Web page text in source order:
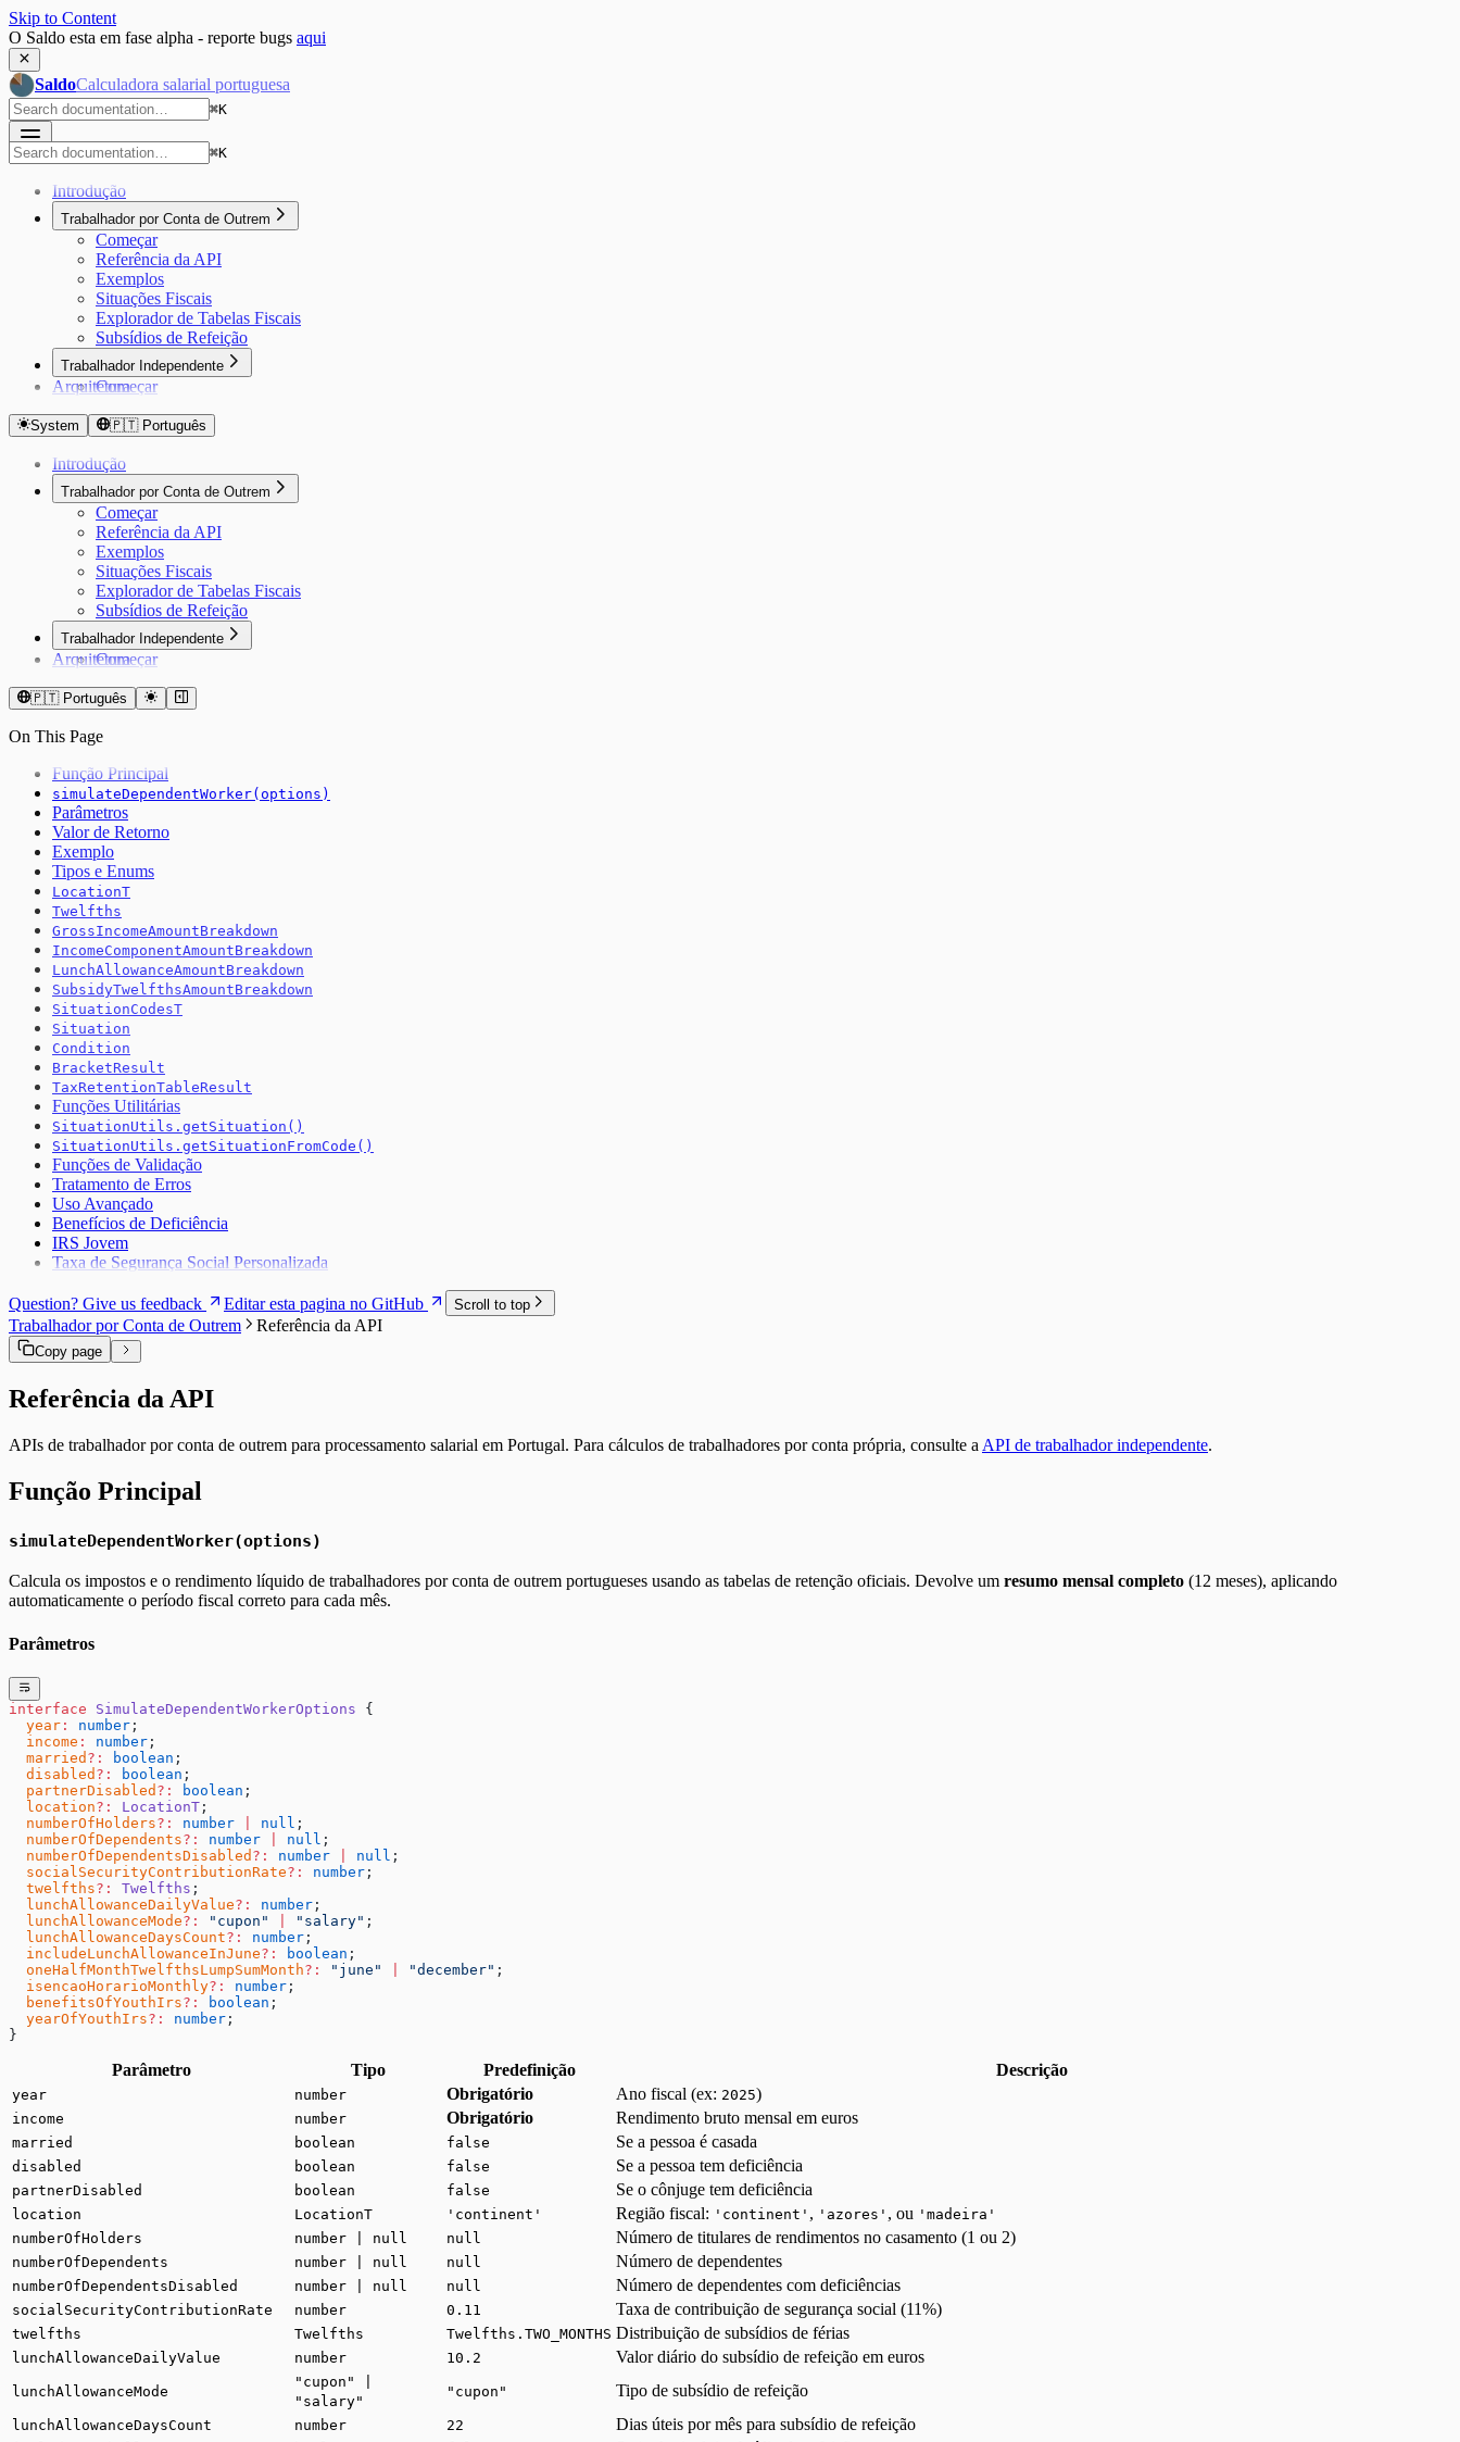
Skip to Content
O Saldo esta em fase alpha - reporte bugs aqui
SaldoCalculadora salarial portuguesa
⌘K
⌘K
Introdução
Trabalhador por Conta de Outrem
Começar
Referência da API
Exemplos
Situações Fiscais
Explorador de Tabelas Fiscais
Subsídios de Refeição
Trabalhador Independente
Começar
Recibos Verdes
Arquitetura
System 🇵🇹 Português
Introdução
Trabalhador por Conta de Outrem
Começar
Referência da API
Exemplos
Situações Fiscais
Explorador de Tabelas Fiscais
Subsídios de Refeição
Trabalhador Independente
Começar
Recibos Verdes
Arquitetura
🇵🇹 Português
On This Page
Função Principal
simulateDependentWorker(options)
Parâmetros
Valor de Retorno
Exemplo
Tipos e Enums
LocationT
Twelfths
GrossIncomeAmountBreakdown
IncomeComponentAmountBreakdown
LunchAllowanceAmountBreakdown
SubsidyTwelfthsAmountBreakdown
SituationCodesT
Situation
Condition
BracketResult
TaxRetentionTableResult
Funções Utilitárias
SituationUtils.getSituation()
SituationUtils.getSituationFromCode()
Funções de Validação
Tratamento de Erros
Uso Avançado
Benefícios de Deficiência
IRS Jovem
Taxa de Segurança Social Personalizada
Question? Give us feedback Editar esta pagina no GitHub Scroll to top
Trabalhador por Conta de Outrem Referência da API
Copy page
Referência da API
APIs de trabalhador por conta de outrem para processamento salarial em Portugal. Para cálculos de trabalhadores por conta própria, consulte a API de trabalhador independente.
Função Principal
simulateDependentWorker(options)
Calcula os impostos e o rendimento líquido de trabalhadores por conta de outrem portugueses usando as tabelas de retenção oficiais. Devolve um resumo mensal completo (12 meses), aplicando
automaticamente o período fiscal correto para cada mês.
Parâmetros
interface SimulateDependentWorkerOptions {
  year
: number ;
  income
: number ;
  married
?: boolean ;
  disabled
?: boolean ;
  partnerDisabled
?: boolean ;
  location
?: LocationT ;
  numberOfHolders
?: number null ;
  numberOfDependents
?: number null ;
  numberOfDependentsDisabled
?: number null ;
  socialSecurityContributionRate
?: number ;
  twelfths
?: Twelfths ;
  lunchAllowanceDailyValue
?: number ;
  lunchAllowanceMode
?: "cupon" "salary" ;
  lunchAllowanceDaysCount
?: number ;
  includeLunchAllowanceInJune
?: boolean ;
  oneHalfMonthTwelfthsLumpSumMonth
?: "june" "december" ;
  isencaoHorarioMonthly
?: number ;
  benefitsOfYouthIrs
?: boolean ;
  yearOfYouthIrs
?: number ;
}
Parâmetro Tipo Predefinição Descrição
year number Obrigatório Ano fiscal (ex: 2025)
income number Obrigatório Rendimento bruto mensal em euros
married boolean false Se a pessoa é casada
disabled boolean false Se a pessoa tem deficiência
partnerDisabled boolean false Se o cônjuge tem deficiência
location LocationT 'continent' Região fiscal: 'continent' , 'azores' , ou 'madeira'
numberOfHolders
number | null null Número de titulares de rendimentos no casamento (1 ou 2)
numberOfDependents number | null null Número de dependentes
numberOfDependentsDisabled number | null null Número de dependentes com deficiências
socialSecurityContributionRate number 0.11 Taxa de contribuição de segurança social (11%)
twelfths Twelfths Twelfths.TWO_MONTHS Distribuição de subsídios de férias
lunchAllowanceDailyValue number 10.2 Valor diário do subsídio de refeição em euros
lunchAllowanceMode
"cupon" |
"salary"
"cupon" Tipo de subsídio de refeição
lunchAllowanceDaysCount number 22 Dias úteis por mês para subsídio de refeição